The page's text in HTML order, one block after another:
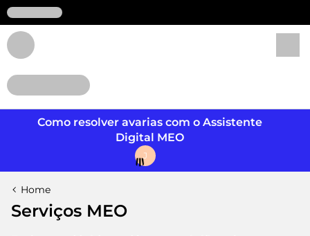
Como resolver avarias com o Assistente
Digital MEO
J
Home
Serviços MEO